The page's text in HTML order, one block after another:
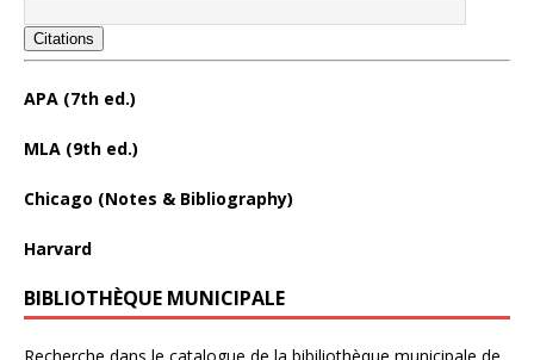
Citations
APA (7th ed.)
MLA (9th ed.)
Chicago (Notes & Bibliography)
Harvard
BIBLIOTHÈQUE MUNICIPALE